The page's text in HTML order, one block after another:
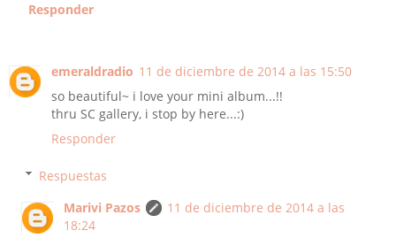
Responder
emeraldradio 11 de diciembre de 2014 a las 15:50
so beautiful~ i love your mini album...!!
thru SC gallery, i stop by here...:)
Responder
Respuestas
Marivi Pazos
11 de diciembre de 2014 a las
18:24